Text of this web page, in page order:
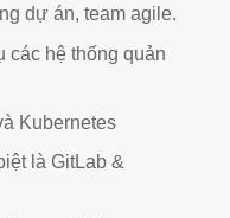
dự án, team agile.
các hệ thống quản
Kubernetes
là GitLab &